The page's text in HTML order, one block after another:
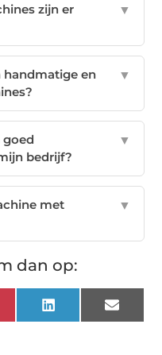
zijn er
▼
handmatige en
▼
goed
bedrijf?
▼
met
▼
dan op:
LinkedIn Email